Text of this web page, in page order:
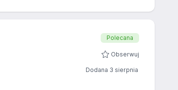
Polecana
Obserwuj
Dodana 3 sierpnia